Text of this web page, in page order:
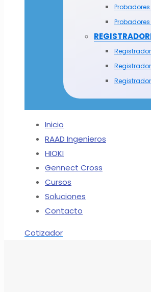
Inicio
RAAD Ingenieros
HIOKI
Gennect Cross
Cursos
Soluciones
Contacto
Cotizador